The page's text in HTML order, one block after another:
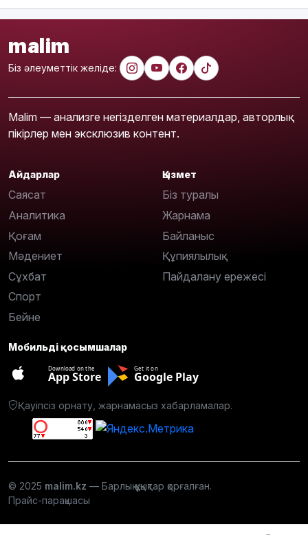
malim
Біз әлеуметтік желіде:
Malim — анализге негізделген материалдар, авторлық
пікірлер мен эксклюзив контент.
Айдарлар
Саясат
Аналитика
Қоғам
Мәдениет
Сұхбат
Спорт
Бейне
Қызмет
Біз туралы
Жарнама
Байланыс
Құпиялылық
Пайдалану ережесі
Мобильді қосымшалар
Download on the
App Store
Get it on
Google Play
Қауіпсіз орнату, жарнамасыз хабарламалар.
© 2025 malim.kz — Барлық құқықтар қорғалған.
Прайс-парақшасы